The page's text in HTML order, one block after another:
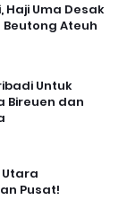
Haji Uma Desak
Ateuh
Untuk
Bireuen dan
Pusat!